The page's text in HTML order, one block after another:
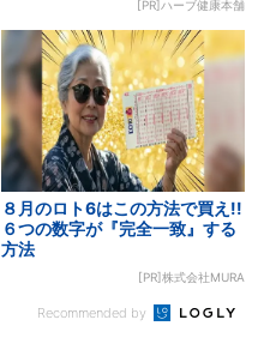
[PR]ハーブ健康本舗
８月のロト6はこの方法で買え!!
６つの数字が『完全一致』する
方法
[PR]株式会社MURA
Recommended by